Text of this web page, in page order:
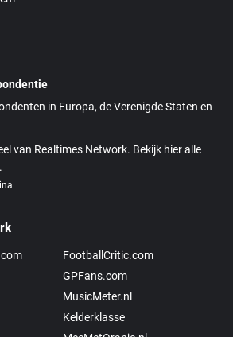
in Europa, de Verenigde Staten en
van Realtimes Network. Bekijk hier alle
FootballCritic.com
GPFans.com
MusicMeter.nl
Kelderklasse